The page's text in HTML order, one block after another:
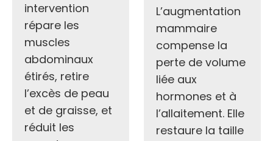
intervention
répare les
muscles
abdominaux
étirés, retire
l’excès de peau
et de graisse, et
réduit les
L’augmentation
mammaire
compense la
perte de volume
liée aux
hormones et à
l’allaitement. Elle
restaure la taille